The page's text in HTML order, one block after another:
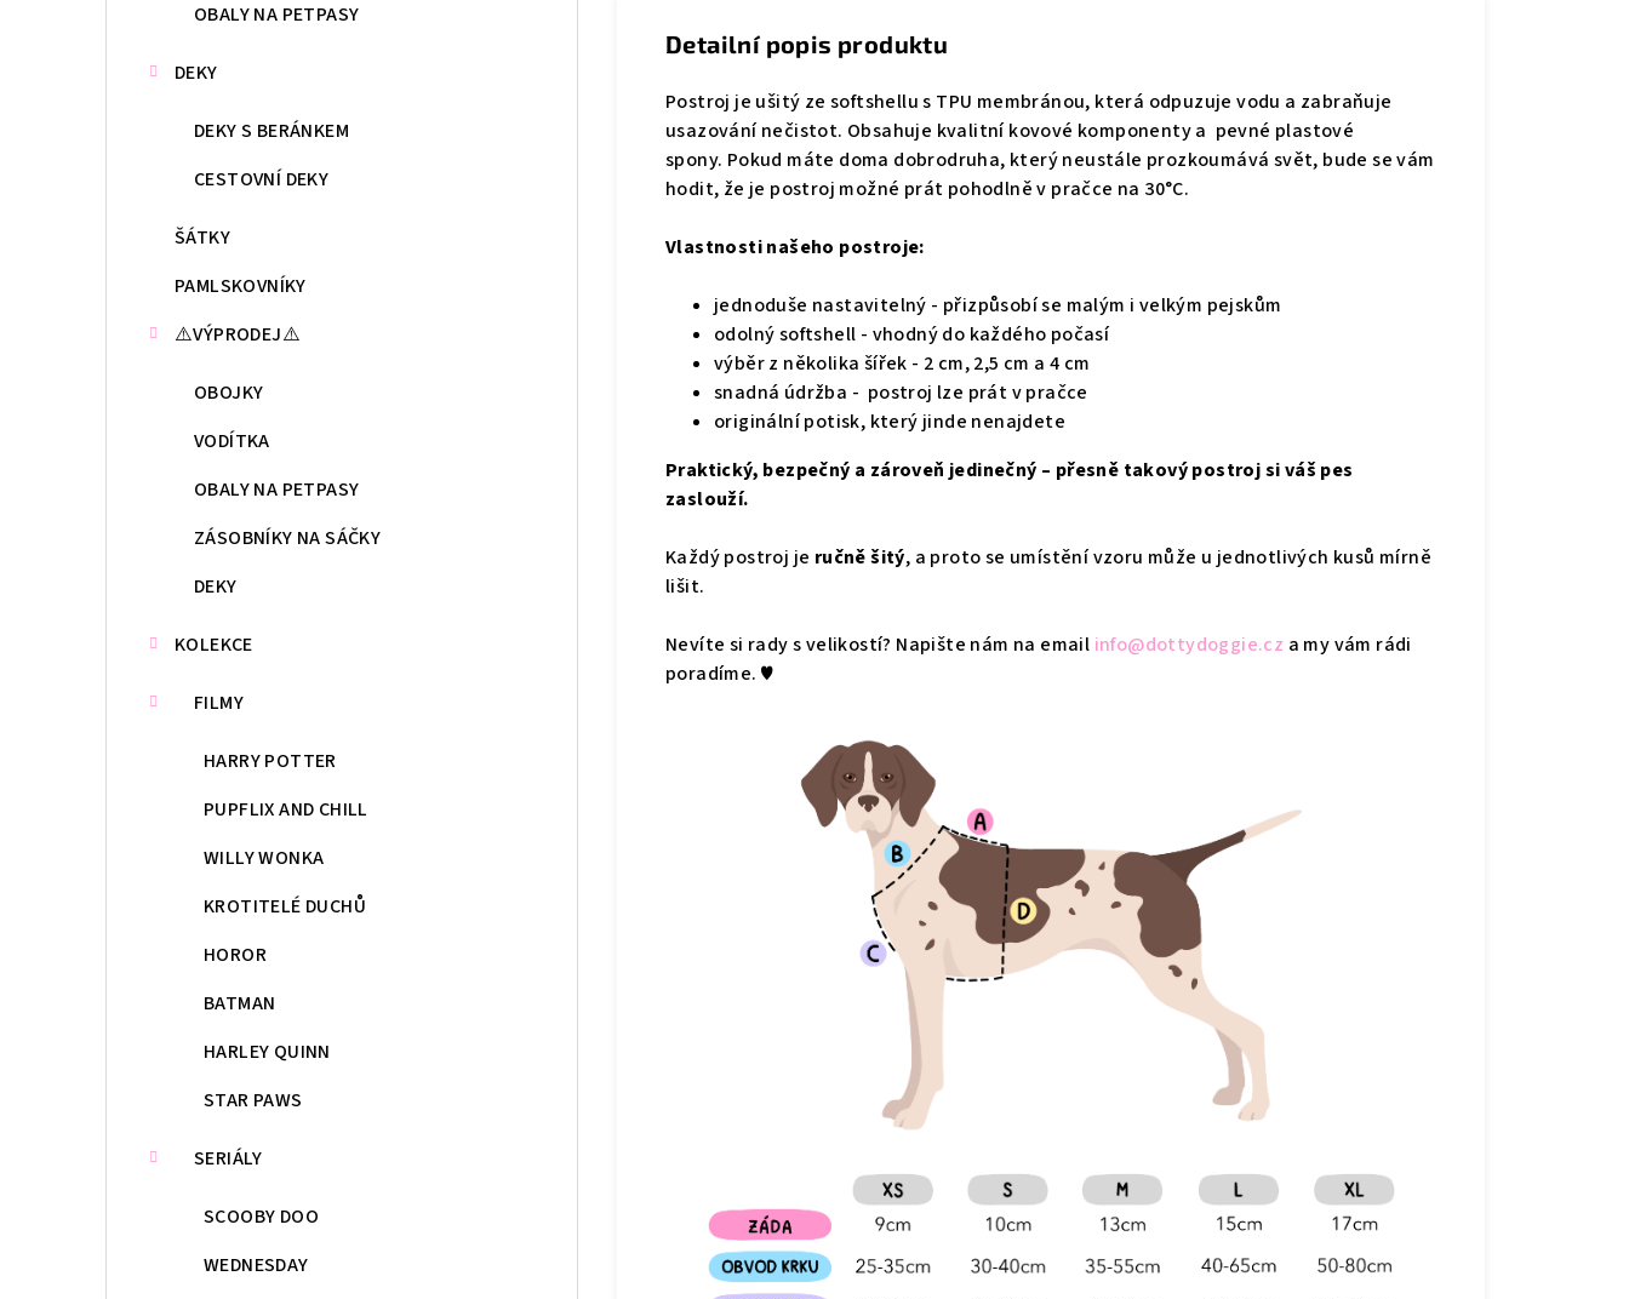
OBALY NA PETPASY
DEKY
DEKY S BERÁNKEM
CESTOVNÍ DEKY
ŠÁTKY
PAMLSKOVNÍKY
⚠️VÝPRODEJ⚠️
OBOJKY
VODÍTKA
OBALY NA PETPASY
ZÁSOBNÍKY NA SÁČKY
DEKY
KOLEKCE
FILMY
HARRY POTTER
PUPFLIX AND CHILL
WILLY WONKA
KROTITELÉ DUCHŮ
HOROR
BATMAN
HARLEY QUINN
STAR PAWS
SERIÁLY
SCOOBY DOO
WEDNESDAY
Detailní popis produktu
Postroj je ušitý ze softshellu s TPU membránou, která odpuzuje vodu a zabraňuje
usazování nečistot. Obsahuje kvalitní kovové komponenty a pevné plastové
spony. Pokud máte doma dobrodruha, který neustále prozkoumává svět, bude se vám
hodit, že je postroj možné prát pohodlně v pračce na 30°C.
Vlastnosti našeho postroje:
jednoduše nastavitelný - přizpůsobí se malým i velkým pejskům
odolný softshell - vhodný do každého počasí
výběr z několika šířek - 2 cm, 2,5 cm a 4 cm
snadná údržba - postroj lze prát v pračce
originální potisk, který jinde nenajdete
Praktický, bezpečný a zároveň jedinečný – přesně takový postroj si váš pes
zaslouží.
Každý postroj je ručně šitý, a proto se umístění vzoru může u jednotlivých kusů mírně
lišit.
Nevíte si rady s velikostí? Napište nám na email info@dottydoggie.cz a my vám rádi
poradíme. ♥